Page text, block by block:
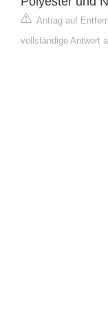
Antrag auf
vollständige Antwort